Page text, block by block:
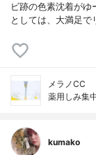
ビ跡の色素沈着が
としては、大満足
メラノCC
薬用しみ集
kumako